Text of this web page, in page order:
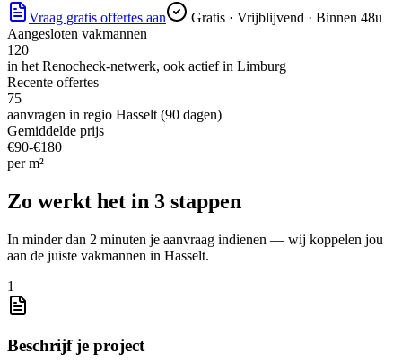
Vraag gratis offertes aan
Gratis · Vrijblijvend · Binnen 48u
Aangesloten vakmannen
120
in het Renocheck-netwerk, ook actief in Limburg
Recente offertes
75
aanvragen in regio Hasselt (90 dagen)
Gemiddelde prijs
€90-€180
perm²
Zo werkt het in 3 stappen
In minder dan 2 minuten je aanvraag indienen — wij koppelen jou
aan de juiste vakmannen in Hasselt.
1
Beschrijf je project